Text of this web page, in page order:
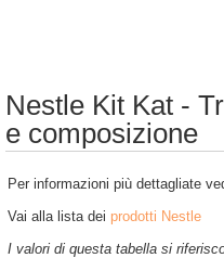
Nestle Kit Kat -
e composizione
Per informazioni più dettagliate
Vai alla lista dei prodotti Nestle
I valori di questa tabella si